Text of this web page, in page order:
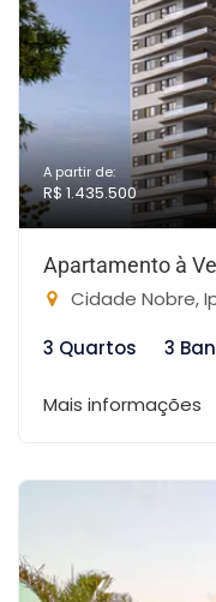
A partir de:
R$ 1.435.500
Apartamento à
Cidade Nobre,
3 Quartos
3
Mais informações